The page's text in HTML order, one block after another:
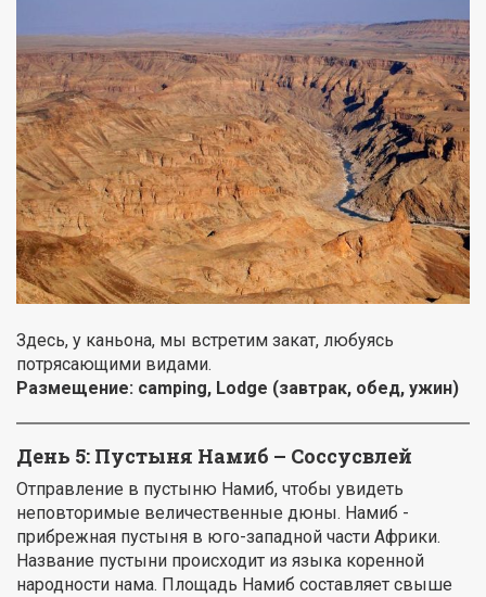
Здесь, у каньона, мы встретим закат, любуясь
потрясающими видами.
Размещение: camping, Lodge (завтрак, обед, ужин)
День 5: Пустыня Намиб – Соссусвлей
Отправление в пустыню Намиб, чтобы увидеть
неповторимые величественные дюны. Намиб -
прибрежная пустыня в юго-западной части Африки.
Название пустыни происходит из языка коренной
народности нама. Площадь Намиб составляет свыше